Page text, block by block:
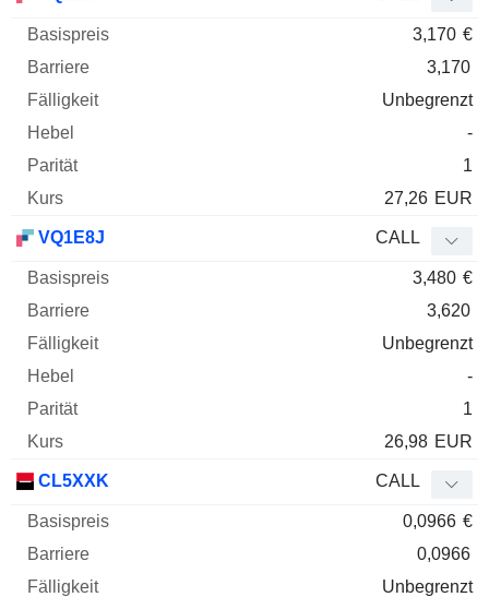
3,170 €
3,170
Unbegrenzt
-
1
27,26 EUR
VQ1E8J CALL
3,480 €
3,620
Unbegrenzt
-
1
26,98 EUR
CL5XXK CALL
0,0966 €
0,0966
Unbegrenzt